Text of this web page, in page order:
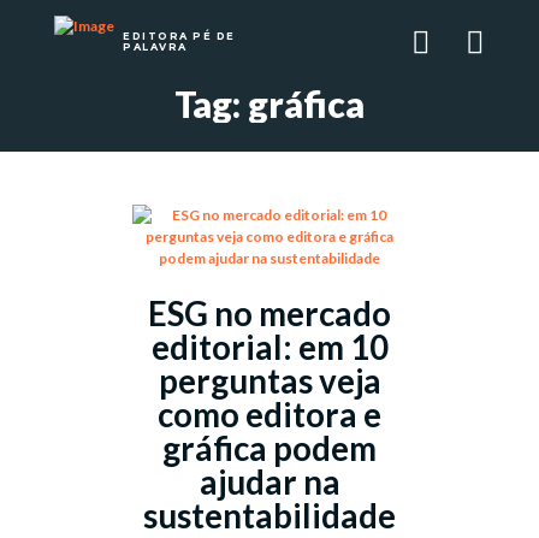
EDITORA PÉ DE
PALAVRA
Tag: gráfica
ESG no mercado
editorial: em 10
perguntas veja
como editora e
gráfica podem
ajudar na
sustentabilidade